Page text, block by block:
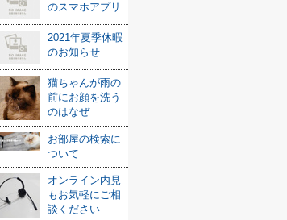
のスマホアプリ
2021年夏季休暇
のお知らせ
猫ちゃんが雨の
前にお顔を洗う
のはなぜ
お部屋の検索に
ついて
オンライン内見
もお気軽にご相
談ください